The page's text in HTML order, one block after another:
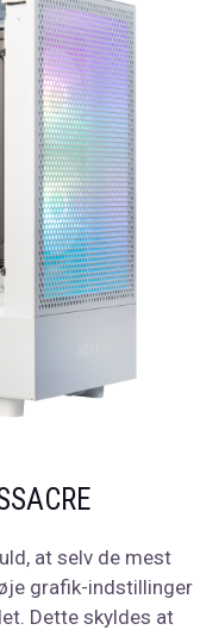
at selv de mest
grafik-indstillinger
Dette skyldes at